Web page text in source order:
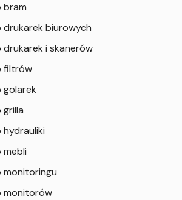
bram
drukarek biurowych
drukarek i skanerów
filtrów
golarek
mebli
monitoringu
monitorów